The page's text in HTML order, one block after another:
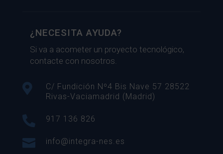
¿NECESITA AYUDA?
Si va a acometer un proyecto tecnológico,
contacte con nosotros.

C/ Fundición Nº4 Bis Nave 57 28522
Rivas-Vaciamadrid (Madrid)
 917 136 826
 info@integra-nes.es